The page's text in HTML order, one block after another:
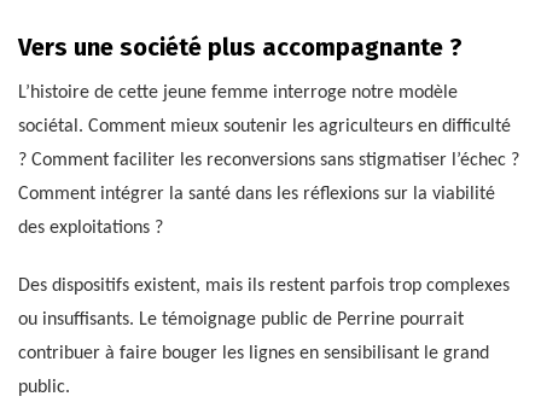
Vers une société plus accompagnante ?
L’histoire de cette jeune femme interroge notre modèle
sociétal. Comment mieux soutenir les agriculteurs en difficulté
? Comment faciliter les reconversions sans stigmatiser l’échec ?
Comment intégrer la santé dans les réflexions sur la viabilité
des exploitations ?
Des dispositifs existent, mais ils restent parfois trop complexes
ou insuffisants. Le témoignage public de Perrine pourrait
contribuer à faire bouger les lignes en sensibilisant le grand
public.